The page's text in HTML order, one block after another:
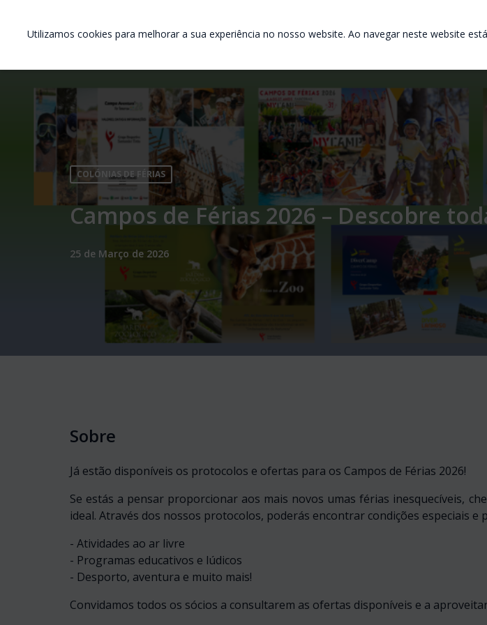
Utilizamos cookies para melhorar a sua experiência no nosso website. Ao navegar neste website
COLÓNIAS DE FÉRIAS
Campos de Férias 2026 – Descobre
25 de Março de 2026
Sobre
Já estão disponíveis os protocolos e ofertas para os Campos de Férias 2026!
Se estás a pensar proporcionar aos mais novos umas férias inesquecíveis,
ideal. Através dos nossos protocolos, poderás encontrar condições especiais
- Atividades ao ar livre
- Programas educativos e lúdicos
- Desporto, aventura e muito mais!
Convidamos todos os sócios a consultarem as ofertas disponíveis e a